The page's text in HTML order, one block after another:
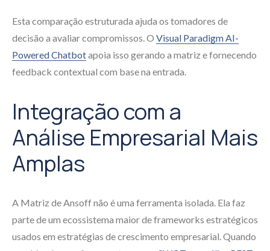
Esta comparação estruturada ajuda os tomadores de
decisão a avaliar compromissos. O Visual Paradigm AI-
Powered Chatbotapoia isso gerando a matriz e fornecendo
feedback contextual com base na entrada.
Integração com a
Análise Empresarial Mais
Amplas
A Matriz de Ansoff não é uma ferramenta isolada. Ela faz
parte de um ecossistema maior de frameworks estratégicos
usados em estratégias de crescimento empresarial. Quando